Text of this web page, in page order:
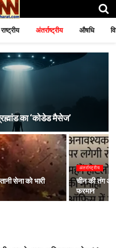
राष्ट्रीय अंतर्राष्ट्रीय औषधि
का ‘कोडेड मैसेज’
सेना को भारी
अंतर्राष्ट्रीय
चीन की तंग
फरमान